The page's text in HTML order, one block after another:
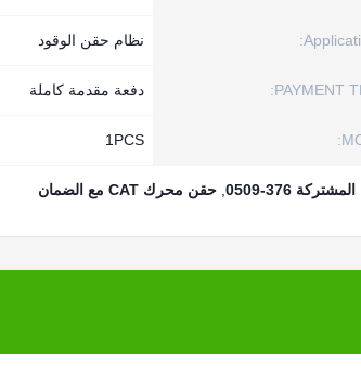
نظام حقن الوقود
PAYMENT دفعة مقدمة كاملة
1PСS
376-0509 حقن محرك CAT مع الضمان